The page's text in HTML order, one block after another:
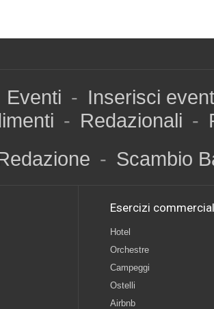
Eventi - Inserisci
- Redazionali -
- Scambio
Esercizi
Hotel
Orchestre
Campeggi
Ostelli
Airbnb